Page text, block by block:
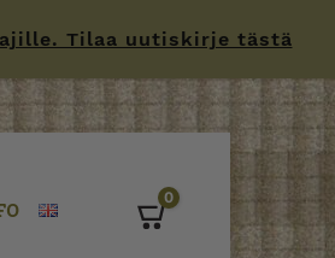
Tilaa uutiskirje tästä
0